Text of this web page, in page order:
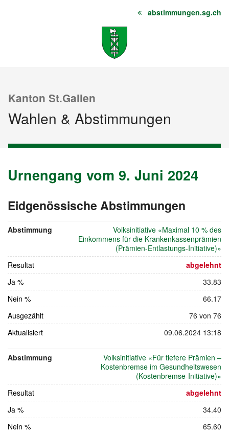
Startseite
Sitemap abstimmungen.sg.ch
Kanton St.Gallen
Wahlen & Abstimmungen
Urnengang
vom
Juni
2024
Archiv
Urnengang vom 9. Juni 2024
Eidgenössische Abstimmungen
9.
Juni
2024
Abstimmung
Volksinitiative «Maximal 10 % des
Einkommens für die Krankenkassenprämien
(Prämien-Entlastungs-Initiative)»
Resultat
abgelehnt
Ja %
33.83
Nein %
66.17
Ausgezählt
76 von 76
Aktualisiert
09.06.2024 13:18
Abstimmung
Volksinitiative «Für tiefere Prämien –
Kostenbremse im Gesundheitswesen
(Kostenbremse-Initiative)»
Resultat
abgelehnt
Ja %
34.40
Nein %
65.60